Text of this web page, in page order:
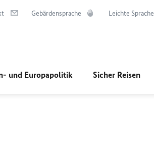
Gebärdensprache Leichte Sprache
und Europapolitik Sicher Reisen